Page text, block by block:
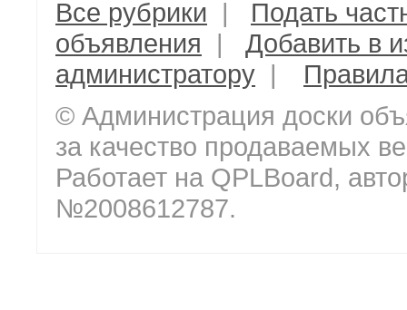
Все рубрики | Подать
объявления | Добавить в
администратору |
© Администрация доски
за качество продаваемых
Работает на QPLBoard,
№2008612787.